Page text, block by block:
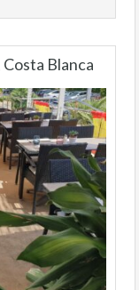
Blanca